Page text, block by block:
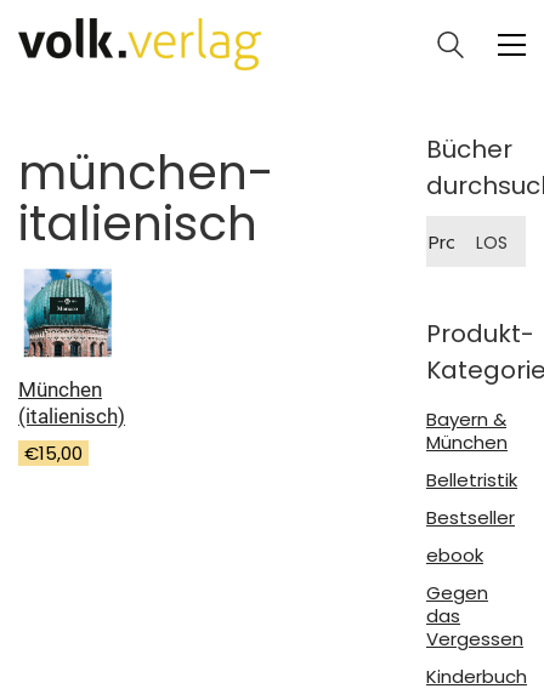
münchen-
italienisch
München
(italienisch)
€15,00
Bücher
nach:
LOS
Produkt-
Bayern &
München
Belletristik
Bestseller
ebook
Gegen
das
Vergessen
Kinderbuch